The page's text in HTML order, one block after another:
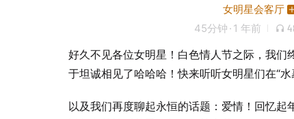
女明星会客厅
45分钟 · 1 年前
好久不见各位女明星！白色情人节之际，我
于坦诚相见了哈哈哈！快来听听女明星们在“水
以及我们再度聊起永恒的话题：爱情！回忆起